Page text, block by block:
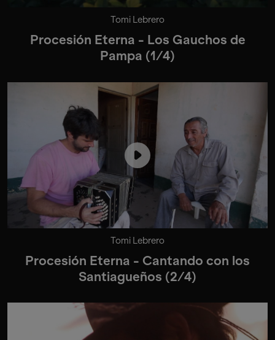
Tomi Lebrero
Procesión Eterna - Los Gauchos de
Pampa (1/4)
Tomi Lebrero
Procesión Eterna - Cantando con los
Santiagueños (2/4)